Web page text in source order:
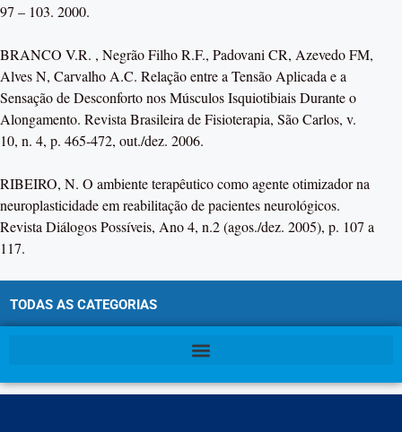
97 – 103. 2000.
BRANCO V.R. , Negrão Filho R.F., Padovani CR, Azevedo FM,
Alves N, Carvalho A.C. Relação entre a Tensão Aplicada e a
Sensação de Desconforto nos Músculos Isquiotibiais Durante o
Alongamento. Revista Brasileira de Fisioterapia, São Carlos, v.
10, n. 4, p. 465-472, out./dez. 2006.
RIBEIRO, N. O ambiente terapêutico como agente otimizador na
neuroplasticidade em reabilitação de pacientes neurológicos.
Revista Diálogos Possíveis, Ano 4, n.2 (agos./dez. 2005), p. 107 a
117.
TODAS AS CATEGORIAS